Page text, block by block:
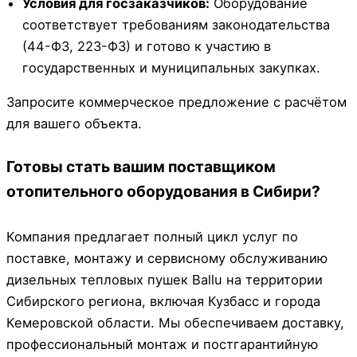
соответствует требованиям законодательства
(44-ФЗ, 223-ФЗ) и готово к участию в
государственных и муниципальных закупках.
Запросите коммерческое предложение с расчётом
для вашего объекта.
Готовы стать вашим поставщиком
отопительного оборудования в Сибири?
Компания предлагает полный цикл услуг по
поставке, монтажу и сервисному обслуживанию
дизельных тепловых пушек Ballu на территории
Сибирского региона, включая Кузбасс и города
Кемеровской области. Мы обеспечиваем доставку,
профессиональный монтаж и постгарантийную